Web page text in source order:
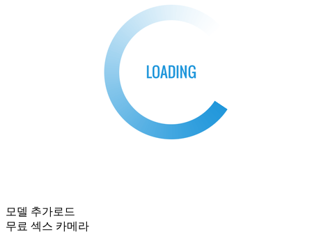
모델 추가로드
무료 섹스 카메라